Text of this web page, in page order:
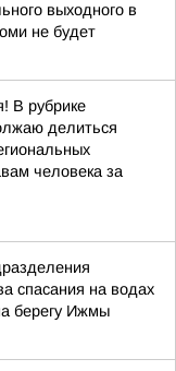
выходного в
не будет
В рубрике
делиться
человека за
спасания на водах
берегу Ижмы